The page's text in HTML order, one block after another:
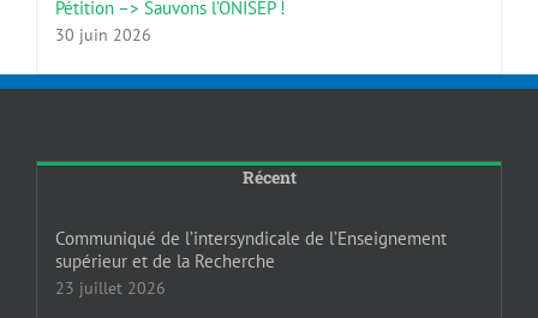
Pétition –> Sauvons l’ONISEP !
30 juin 2026
Récent
Communiqué de l’intersyndicale de l’Enseignement
supérieur et de la Recherche
23 juillet 2026